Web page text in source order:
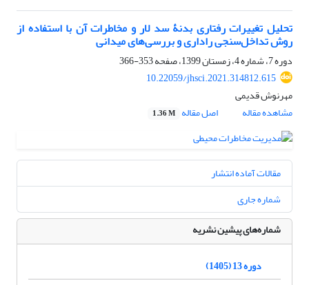
تحلیل تغییرات رفتاری بدنۀ سد لار و مخاطرات آن با استفاده از
روش تداخل‌سنجی راداری و بررسی‌های میدانی
دوره 7، شماره 4، زمستان 1399، صفحه
353-366
10.22059/jhsci.2021.314812.615
مهرنوش قدیمی
مشاهده مقاله
اصل مقاله 1.36 M
مقالات آماده انتشار
شماره جاری
شماره‌های پیشین نشریه
دوره 13 (1405)